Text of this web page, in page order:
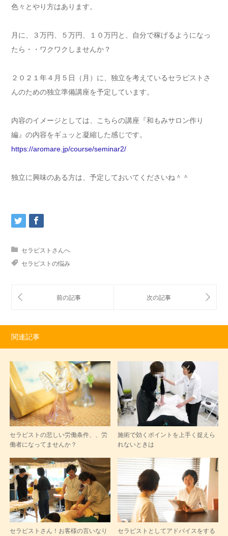
色々とやり方はあります。
月に、３万円、５万円、１０万円と、自分で稼げるようになっ
たら・・ワクワクしませんか？
２０２１年４月５日（月）に、独立を考えているセラピストさ
んのための独立準備講座を予定しています。
内容のイメージとしては、こちらの講座『和もみサロン作り
編』の内容をギュッと凝縮した感じです。
https://aromare.jp/course/seminar2/
独立に興味のある方は、予定しておいてくださいね＾＾
セラピストさんへ
セラピストの悩み
関連記事
セラピストの悲しい労働条件、、労
働者になってませんか？
施術で効くポイントを上手く捉えら
れないときは
セラピストさん！お客様の言いなり
セラピストとしてアドバイスをする